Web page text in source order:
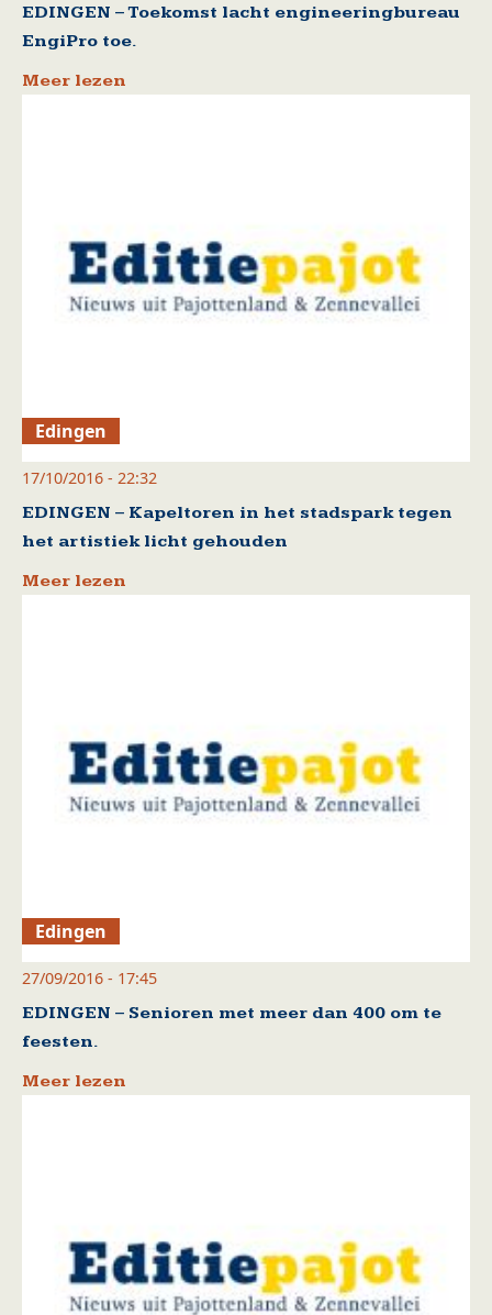
EDINGEN – Toekomst lacht engineeringbureau
EngiPro toe.
Meer lezen
Edingen
17/10/2016 - 22:32
EDINGEN – Kapeltoren in het stadspark tegen
het artistiek licht gehouden
Meer lezen
Edingen
27/09/2016 - 17:45
EDINGEN – Senioren met meer dan 400 om te
feesten.
Meer lezen